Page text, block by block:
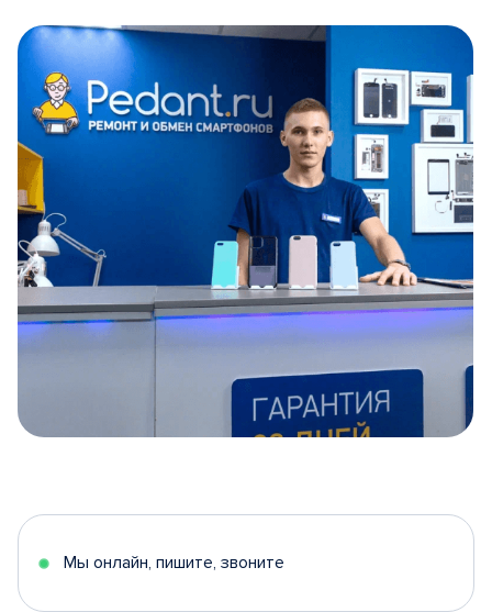
5
Мы онлайн, пишите, звоните